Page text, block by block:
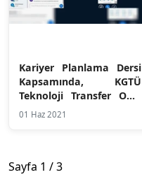
Kariyer Planlama Dersi
Kapsamında, KGTÜ
Teknoloji Transfer Ofisi
ve KGTÜ Kariyer Merkezi
Ofisinin Öğrencimize
01 Haz 2021
Sayfa 1 / 3